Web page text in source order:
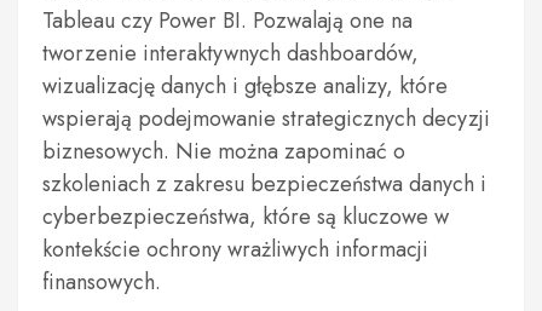
Tableau czy Power BI. Pozwalają one na
tworzenie interaktywnych dashboardów,
wizualizację danych i głębsze analizy, które
wspierają podejmowanie strategicznych decyzji
biznesowych. Nie można zapominać o
szkoleniach z zakresu bezpieczeństwa danych i
cyberbezpieczeństwa, które są kluczowe w
kontekście ochrony wrażliwych informacji
finansowych.